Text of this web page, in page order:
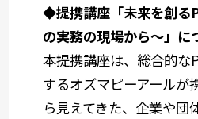
◆提携講座「未来を創る
の実務の現場から～」に
本提携講座は、総合的な
するオズマピーアールが
ら見えてきた、企業や団